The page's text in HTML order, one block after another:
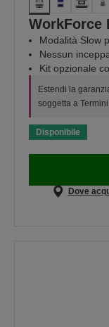
WorkForce
Modalità Slow
Nessun
Kit opzionale
Estendi la
soggetta a
Disponibile
Dove